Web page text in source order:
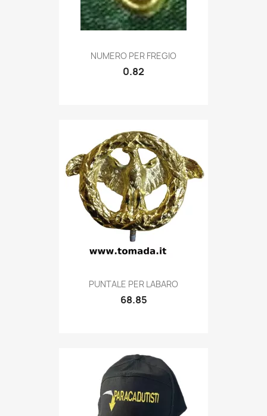
Quick view
NUMERO PER FREGIO
0.82
Quick view
PUNTALE PER LABARO
68.85